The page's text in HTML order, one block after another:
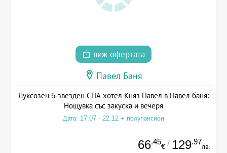
виж офертата
Павел Баня
Луксозен 5-звезден СПА хотел Княз Павел в Павел баня:
Нощувка със закуска и вечеря
Дата: 17.07 - 22.12 + полупансион
66.45
€ / 129.97
лв.